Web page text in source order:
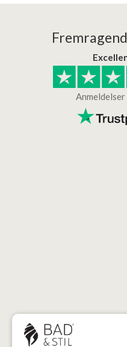
Anmeldelser
24/01/2026
Superflot bademøbel og rigtig lynhurtig… Kanon
Kanon
bliver
er virkelig
Lise
NYTTIGE LINKS